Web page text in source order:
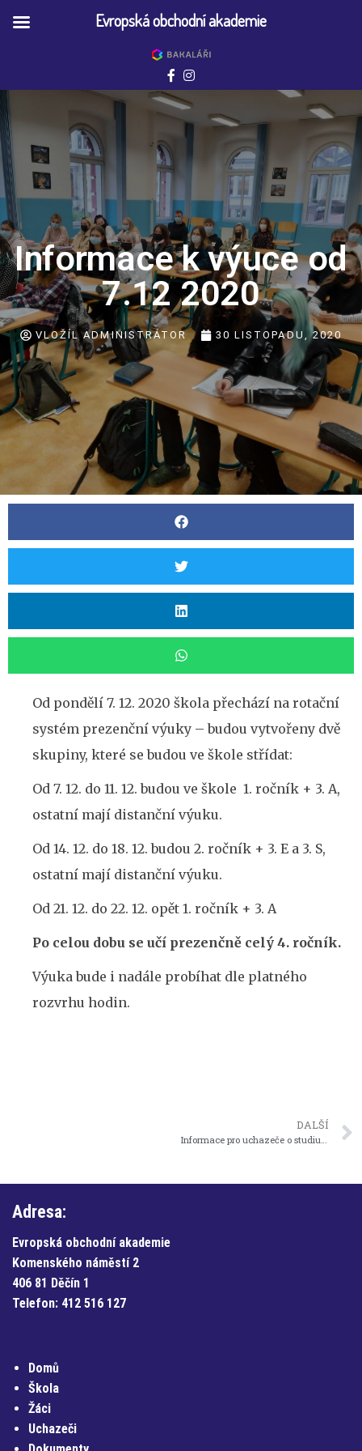
Informace k výuce od
7.12 2020
VLOŽÍLADMINISTRÁTOR 30 LISTOPADU, 2020
Od pondělí 7. 12. 2020 škola přechází na rotační
systém prezenční výuky – budou vytvořeny dvě
skupiny, které se budou ve škole střídat:
Od 7. 12. do 11. 12. budou ve škole 1. ročník + 3. A,
ostatní mají distanční výuku.
Od 14. 12. do 18. 12. budou 2. ročník + 3. E a 3. S,
ostatní mají distanční výuku.
Od 21. 12. do 22. 12. opět 1. ročník + 3. A
Po celou dobu se učí prezenčně celý 4. ročník.
Výuka bude i nadále probíhat dle platného
rozvrhu hodin.
DALŠÍ
Informace pro uchazeče o studium
Adresa:
Evropská obchodní akademie
Komenského náměstí 2
406 81 Děčín 1
Telefon: 412 516 127
Domů
Škola
Žáci
Uchazeči
Evropská obchodní akademie